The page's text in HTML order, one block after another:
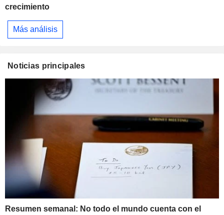
crecimiento
Más análisis
Noticias principales
Resumen semanal: No todo el mundo cuenta con el